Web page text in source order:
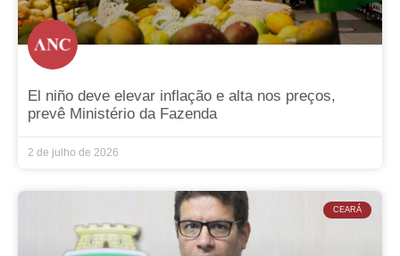
El niño deve elevar inflação e alta nos preços,
prevê Ministério da Fazenda
2 de julho de 2026
CEARÁ